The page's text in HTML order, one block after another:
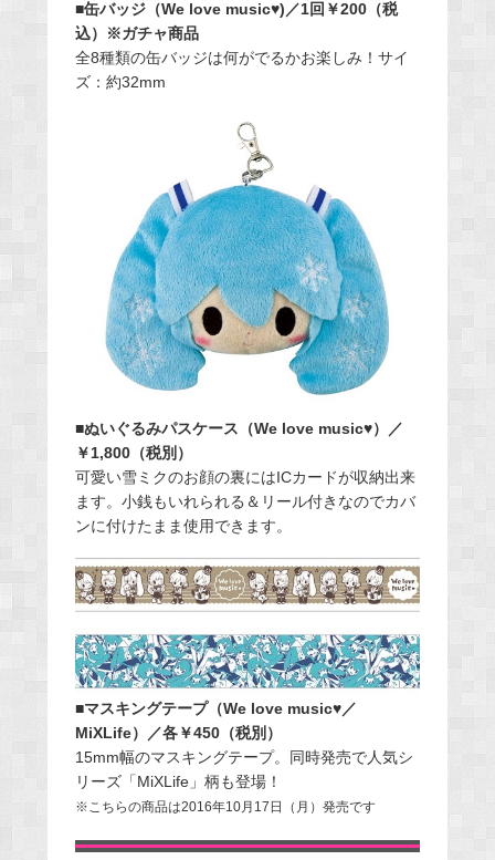
■缶バッジ（We love music♥)／1回￥200（税
込）※ガチャ商品
全8種類の缶バッジは何がでるかお楽しみ！サイ
ズ：約32mm
■ぬいぐるみパスケース（We love music♥）／
￥1,800（税別）
可愛い雪ミクのお顔の裏にはICカードが収納出来
ます。小銭もいれられる＆リール付きなのでカバ
ンに付けたまま使用できます。
■マスキングテープ（We love music♥／
MiXLife）／各￥450（税別）
15mm幅のマスキングテープ。同時発売で人気シ
リーズ「MiXLife」柄も登場！
※こちらの商品は2016年10月17日（月）発売です